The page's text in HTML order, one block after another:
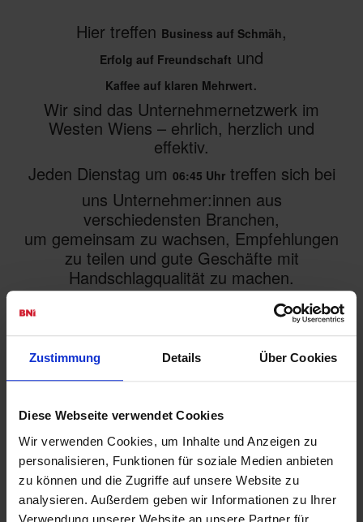
Zustimmung Details Über Cookies
Diese Webseite verwendet Cookies
Wir verwenden Cookies, um Inhalte und Anzeigen zu
personalisieren, Funktionen für soziale Medien anbieten
zu können und die Zugriffe auf unsere Website zu
analysieren. Außerdem geben wir Informationen zu Ihrer
Verwendung unserer Website an unsere Partner für
Hier treffen Business auf Schmäh,
Erfolg auf Freundschaft und
Kaffee auf klaren Mehrwert.
Wir sind das Unternehmernetzwerk im
Westen Wiens – ehrlich, herzlich und
effektiv.
Jeden Dienstag um 06:45 Uhrtreffen sich bei
uns Unternehmer:innen aus
verschiedensten Branchen,
um gemeinsam zu wachsen, Empfehlungen
zu teilen und gute Geschäfte mit
Handschlagqualität zu machen.
Konditorei Gasser
Albert-Schweitzer-Gasse 6a, 1140
Dienstags, 06:45 – 08:30 Uhr
Warum Gulda?